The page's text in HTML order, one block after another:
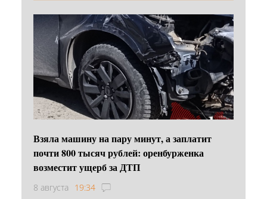
Взяла машину на пару минут, а заплатит
почти 800 тысяч рублей: оренбурженка
возместит ущерб за ДТП
8 августа 19:34